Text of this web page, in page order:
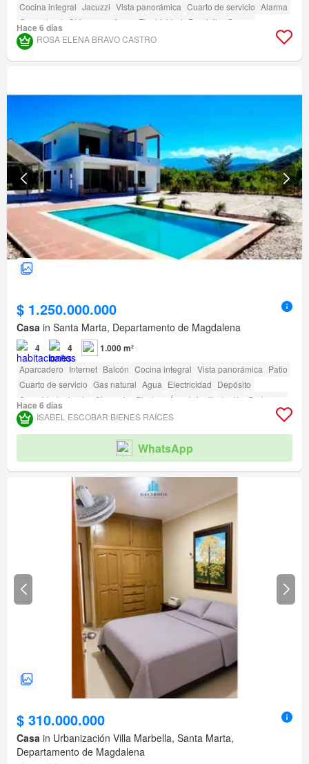
Cocina integral Jacuzzi Vista panorámica Cuarto de servicio Alarma
Gas natural
Chimenea Agua Electricidad Depósito Sauna
Hace 6 días
ROSA ELENA BRAVO CASTRO
$ 1.250.000.000
Casa in Santa Marta, Departamento de Magdalena
4 4 1.000 m²
Aparcadero Internet Balcón Cocina integral Vista panorámica Patio
Cuarto de servicio Gas natural Agua Electricidad Depósito
Seguridad privada
Gimnasio Piscina Área infantil Jardín
Barbecue
Acceso para personas con discapacidad
Hace 6 días
ISABEL ESCOBAR BIENES RAÍCES
WhatsApp
$ 310.000.000
Casa in Urbanización Villa Marbella, Santa Marta,
Departamento de Magdalena